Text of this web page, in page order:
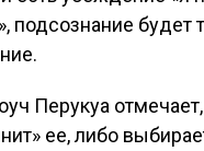
подсознание
Перукуа
ее, либо